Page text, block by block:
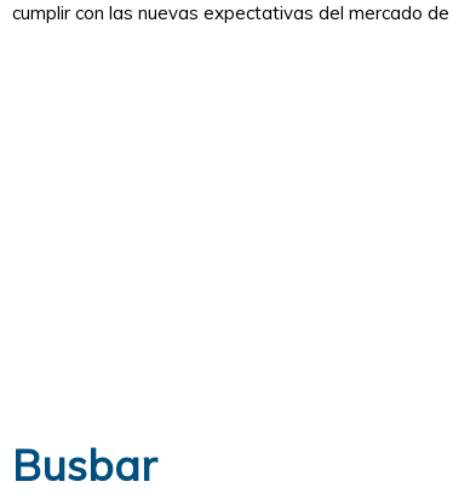
cumplir con las nuevas expectativas del mercado de
Busbar